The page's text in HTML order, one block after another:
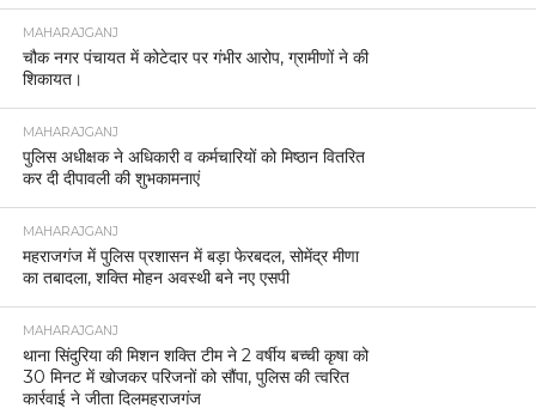
MAHARAJGANJ
चौक नगर पंचायत में कोटेदार पर गंभीर आरोप, ग्रामीणों ने की
शिकायत।
MAHARAJGANJ
पुलिस अधीक्षक ने अधिकारी व कर्मचारियों को मिष्ठान वितरित
कर दी दीपावली की शुभकामनाएं
MAHARAJGANJ
महराजगंज में पुलिस प्रशासन में बड़ा फेरबदल, सोमेंद्र मीणा
का तबादला, शक्ति मोहन अवस्थी बने नए एसपी
MAHARAJGANJ
थाना सिंदुरिया की मिशन शक्ति टीम ने 2 वर्षीय बच्ची कृषा को
30 मिनट में खोजकर परिजनों को सौंपा, पुलिस की त्वरित
कार्रवाई ने जीता दिलमहराजगंज